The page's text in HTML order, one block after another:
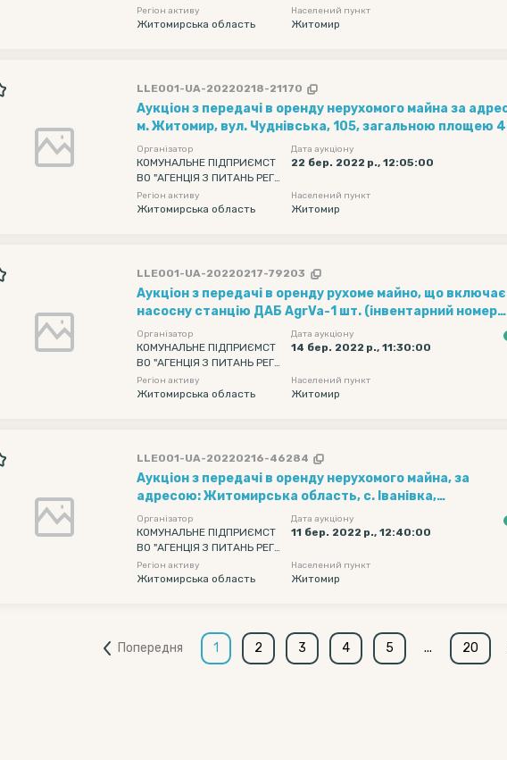
ОНАЛЬНОГО РОЗВИТКУ" ЖИ
ТОМИРСЬКОЇ ОБЛАСНОЇ РАД
Регіон активу
Житомирська область
Населений пункт
Житомир
LLE001-UA-20220218-21170
Аукціон з передачі в оренду нерухомого майна за
м. Житомир, вул. Чуднівська, 105, загальною площею
кв.м
Організатор
КОМУНАЛЬНЕ ПІДПРИЄМСТ
ВО "АГЕНЦІЯ З ПИТАНЬ РЕГІ
ОНАЛЬНОГО РОЗВИТКУ" ЖИ
ТОМИРСЬКОЇ ОБЛАСНОЇ РАД
Дата аукціону
22 бер. 2022 р., 12:05:00
Регіон активу
Житомирська область
Населений пункт
Житомир
LLE001-UA-20220217-79203
Аукціон з передачі в оренду рухоме майно, що
насосну станцію ДАБ AgrVa-1 шт. (інвентарний номер
10490385), насосну станцію ДАБ AgrVa-1 шт.
номер 10490386), насос FCG 65-160/75-1 шт
номер 10490375), насос ГВП-1 шт. (інвентарний номер
10490387)за адресою: Житомирська область, с.
вул. Санаторна, 1
Організатор
КОМУНАЛЬНЕ ПІДПРИЄМСТ
ВО "АГЕНЦІЯ З ПИТАНЬ РЕГІ
ОНАЛЬНОГО РОЗВИТКУ" ЖИ
ТОМИРСЬКОЇ ОБЛАСНОЇ РАД
Дата аукціону
14 бер. 2022 р., 11:30:00
Регіон активу
Житомирська область
Населений пункт
Житомир
LLE001-UA-20220216-46284
Аукціон з передачі в оренду нерухомого майна, за
адресою: Житомирська область, с. Іванівка,
вул.Санаторна, 1, загальною площею 30,00 кв.м
Організатор
КОМУНАЛЬНЕ ПІДПРИЄМСТ
ВО "АГЕНЦІЯ З ПИТАНЬ РЕГІ
ОНАЛЬНОГО РОЗВИТКУ" ЖИ
ТОМИРСЬКОЇ ОБЛАСНОЇ РАД
Дата аукціону
11 бер. 2022 р., 12:40:00
Регіон активу
Житомирська область
Населений пункт
Житомир
Попередня 1 2 3 4 5 ... 20